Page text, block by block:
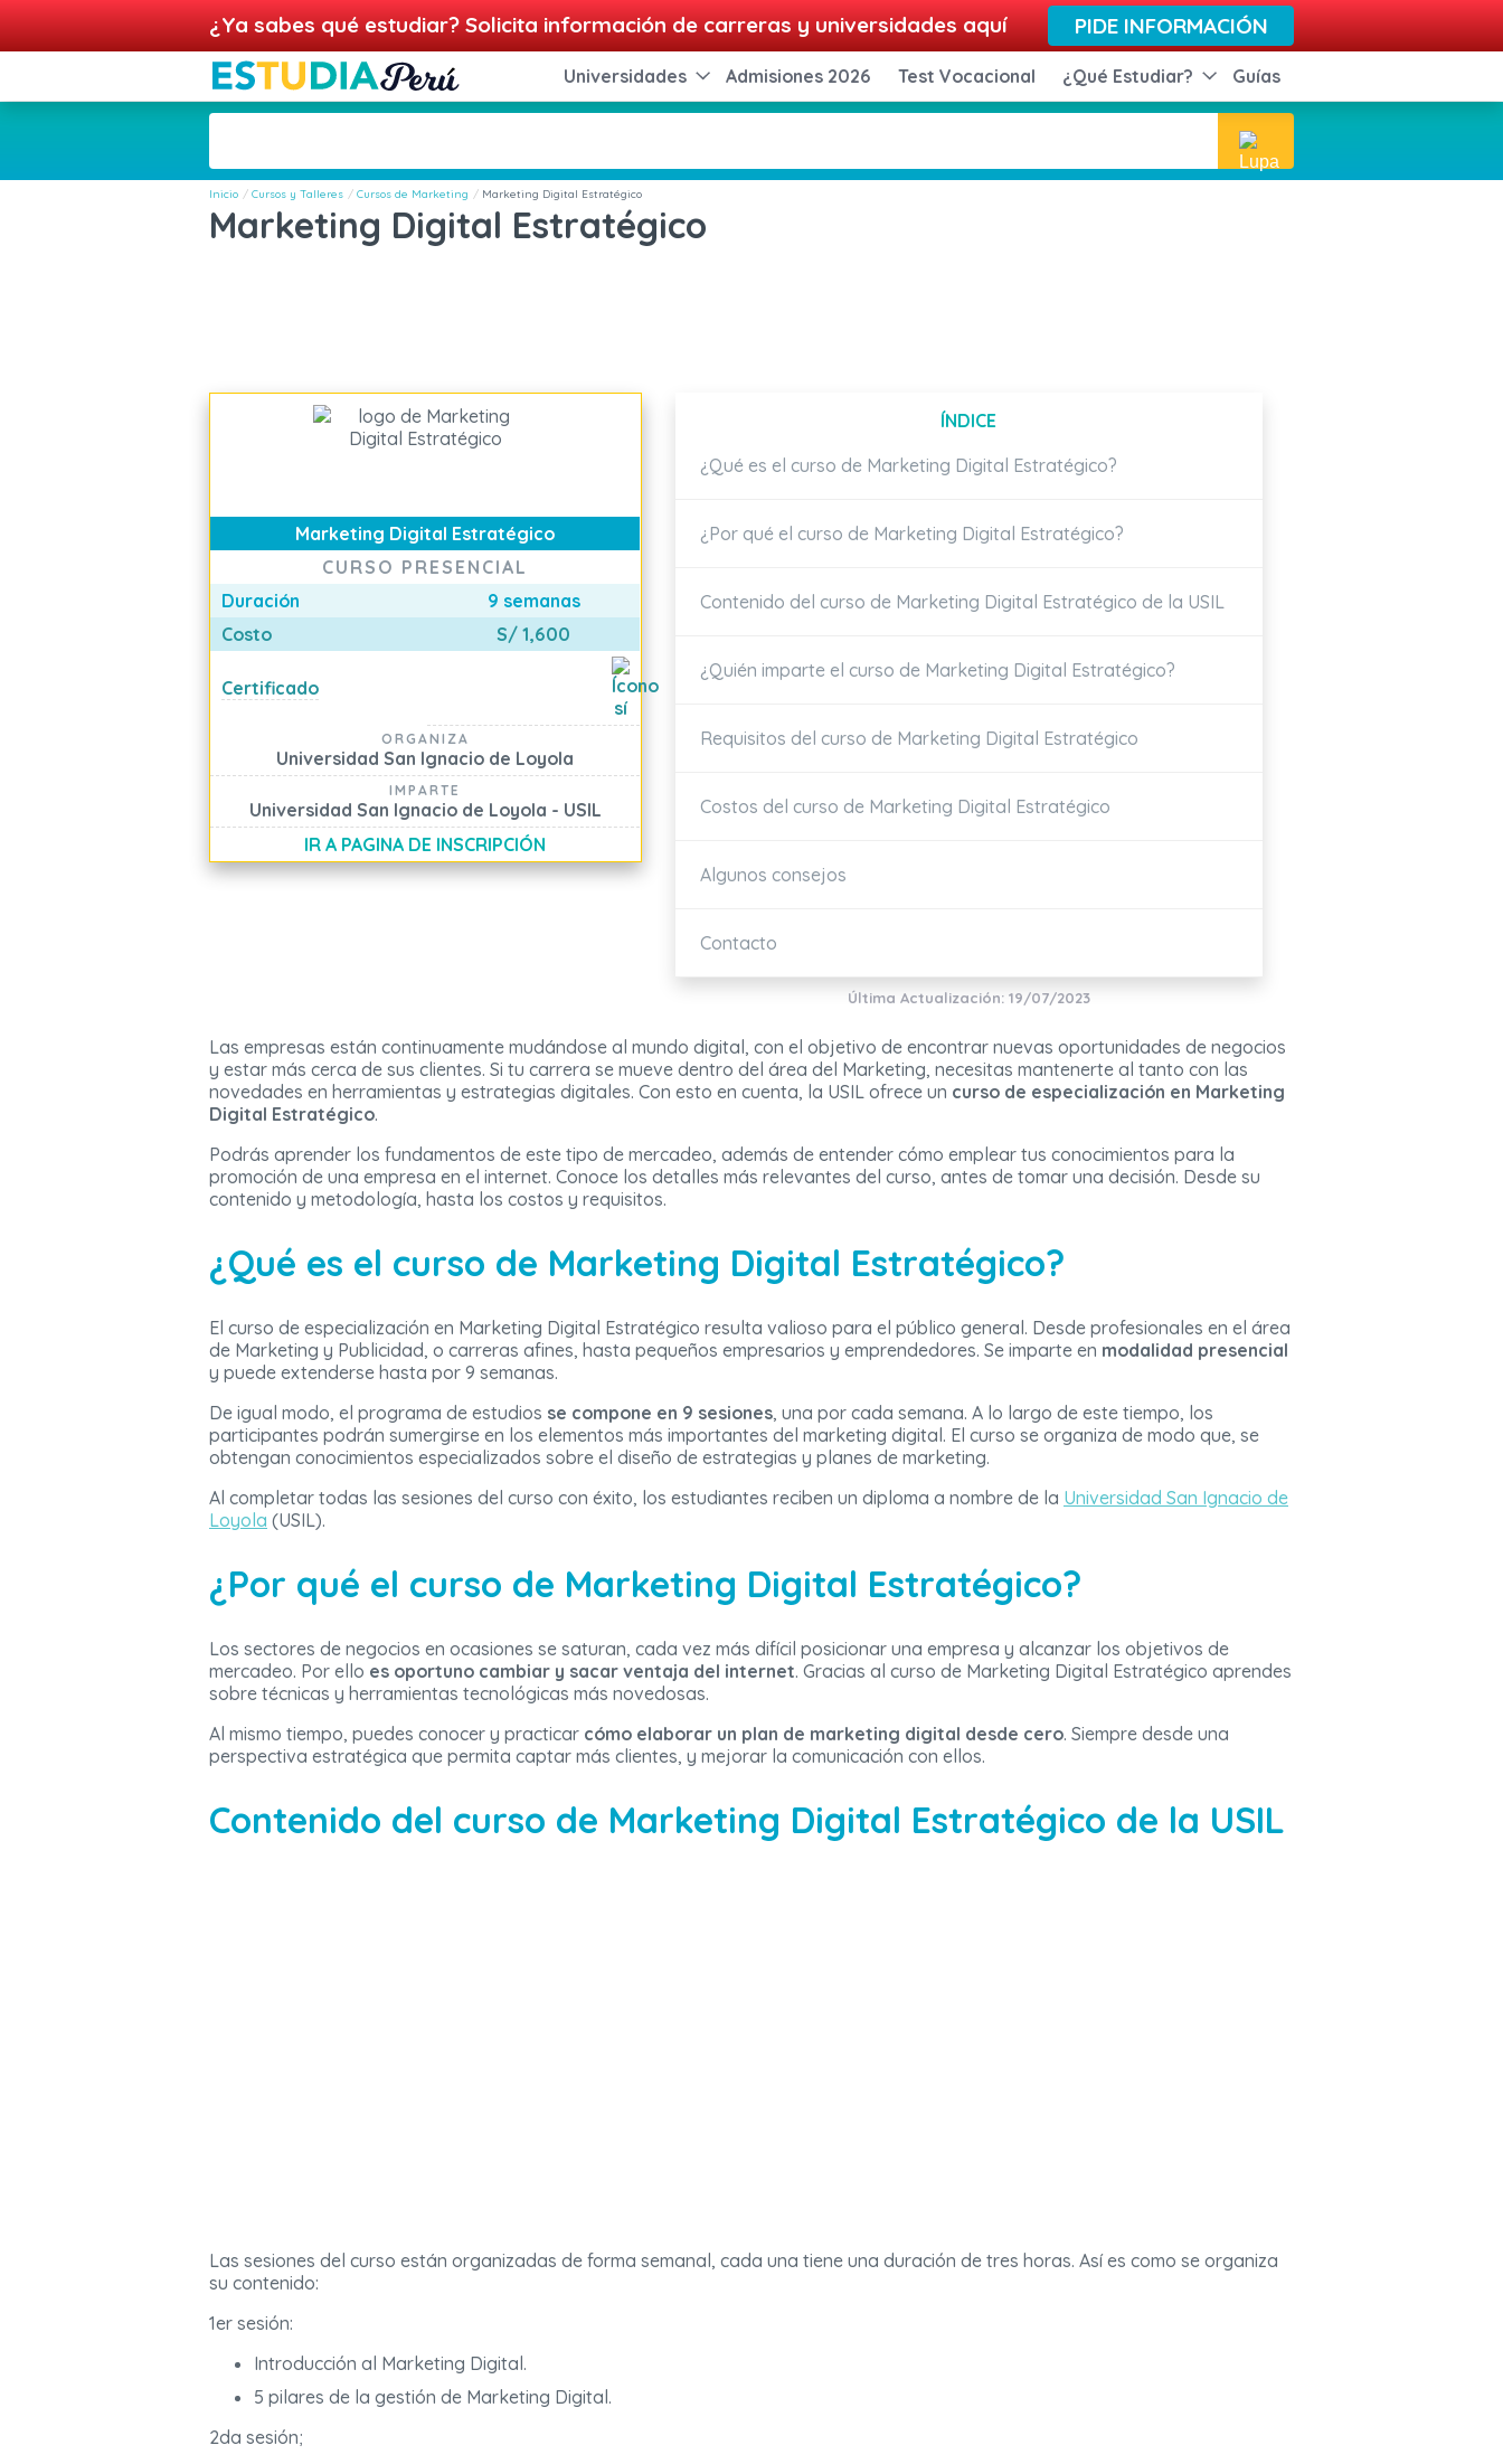
¿Ya sabes qué estudiar? Solicita información de carreras y universidades aquí PIDE INFORMACIÓN
Universidades Admisiones 2026 Test Vocacional ¿Qué Estudiar? Guías
Inicio Cursos y Talleres Cursos de Marketing Marketing Digital Estratégico
Marketing Digital Estratégico
Marketing Digital Estratégico
CURSO PRESENCIAL
Duración
9 semanas
Costo
S/ 1,600
Certificado
ORGANIZA
Universidad San Ignacio de Loyola
IMPARTE
Universidad San Ignacio de Loyola - USIL
IR A PAGINA DE INSCRIPCIÓN
ÍNDICE
¿Qué es el curso de Marketing Digital Estratégico?
¿Por qué el curso de Marketing Digital Estratégico?
Contenido del curso de Marketing Digital Estratégico de la USIL
¿Quién imparte el curso de Marketing Digital Estratégico?
Requisitos del curso de Marketing Digital Estratégico
Costos del curso de Marketing Digital Estratégico
Algunos consejos
Contacto
Última Actualización: 19/07/2023
Las empresas están continuamente mudándose al mundo digital, con el objetivo de encontrar nuevas oportunidades de negocios
y estar más cerca de sus clientes. Si tu carrera se mueve dentro del área del Marketing, necesitas mantenerte al tanto con las
novedades en herramientas y estrategias digitales. Con esto en cuenta, la USIL ofrece un curso de especialización en Marketing
Digital Estratégico.
Podrás aprender los fundamentos de este tipo de mercadeo, además de entender cómo emplear tus conocimientos para la
promoción de una empresa en el internet. Conoce los detalles más relevantes del curso, antes de tomar una decisión. Desde su
contenido y metodología, hasta los costos y requisitos.
¿Qué es el curso de Marketing Digital Estratégico?
El curso de especialización en Marketing Digital Estratégico resulta valioso para el público general. Desde profesionales en el área
de Marketing y Publicidad, o carreras afines, hasta pequeños empresarios y emprendedores. Se imparte en modalidad presencial
y puede extenderse hasta por 9 semanas.
De igual modo, el programa de estudios se compone en 9 sesiones, una por cada semana. A lo largo de este tiempo, los
participantes podrán sumergirse en los elementos más importantes del marketing digital. El curso se organiza de modo que, se
obtengan conocimientos especializados sobre el diseño de estrategias y planes de marketing.
Al completar todas las sesiones del curso con éxito, los estudiantes reciben un diploma a nombre de la Universidad San Ignacio de
Loyola (USIL).
¿Por qué el curso de Marketing Digital Estratégico?
Los sectores de negocios en ocasiones se saturan, cada vez más difícil posicionar una empresa y alcanzar los objetivos de
mercadeo. Por ello es oportuno cambiar y sacar ventaja del internet. Gracias al curso de Marketing Digital Estratégico aprendes
sobre técnicas y herramientas tecnológicas más novedosas.
Al mismo tiempo, puedes conocer y practicar cómo elaborar un plan de marketing digital desde cero. Siempre desde una
perspectiva estratégica que permita captar más clientes, y mejorar la comunicación con ellos.
Contenido del curso de Marketing Digital Estratégico de la USIL
Las sesiones del curso están organizadas de forma semanal, cada una tiene una duración de tres horas. Así es como se organiza
su contenido:
1er sesión:
Introducción al Marketing Digital.
5 pilares de la gestión de Marketing Digital.
2da sesión;